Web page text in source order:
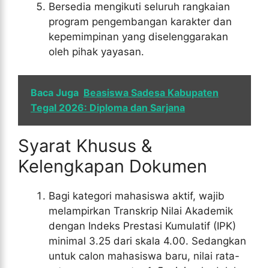
Bersedia mengikuti seluruh rangkaian
program pengembangan karakter dan
kepemimpinan yang diselenggarakan
oleh pihak yayasan.
Baca Juga Beasiswa Sadesa Kabupaten
Tegal 2026: Diploma dan Sarjana
Syarat Khusus &
Kelengkapan Dokumen
Bagi kategori mahasiswa aktif, wajib
melampirkan Transkrip Nilai Akademik
dengan Indeks Prestasi Kumulatif (IPK)
minimal 3.25 dari skala 4.00. Sedangkan
untuk calon mahasiswa baru, nilai rata-